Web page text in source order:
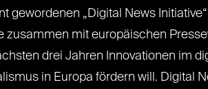
gewordenen „Digital News
zusammen mit europäischen
drei Jahren Innovationen im
in Europa fördern will. Digital